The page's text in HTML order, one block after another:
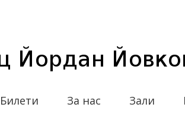
Билети За нас Зали